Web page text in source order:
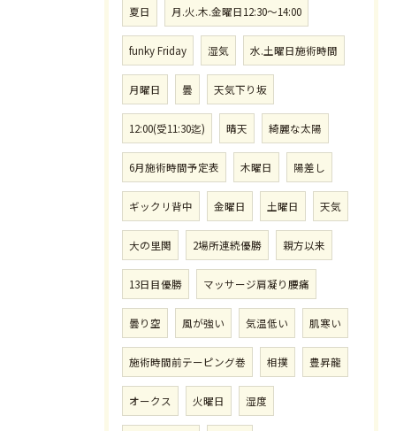
夏日 月.火.木.金曜日12:30〜14:00
funky Friday 湿気 水.土曜日施術時間
月曜日 曇 天気下り坂
12:00(受11:30迄) 晴天 綺麗な太陽
6月施術時間予定表 木曜日 陽差し
ギックリ背中 金曜日 土曜日 天気
大の里関 2場所連続優勝 親方以来
13日目優勝 マッサージ肩凝り腰痛
曇り空 風が強い 気温低い 肌寒い
施術時間前テーピング巻 相撲 豊昇龍
オークス 火曜日 湿度